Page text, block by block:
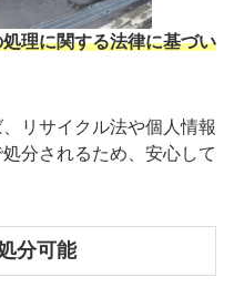
理に関する法律に基づい
リサイクル法や個人情報
分されるため、安心して
分可能